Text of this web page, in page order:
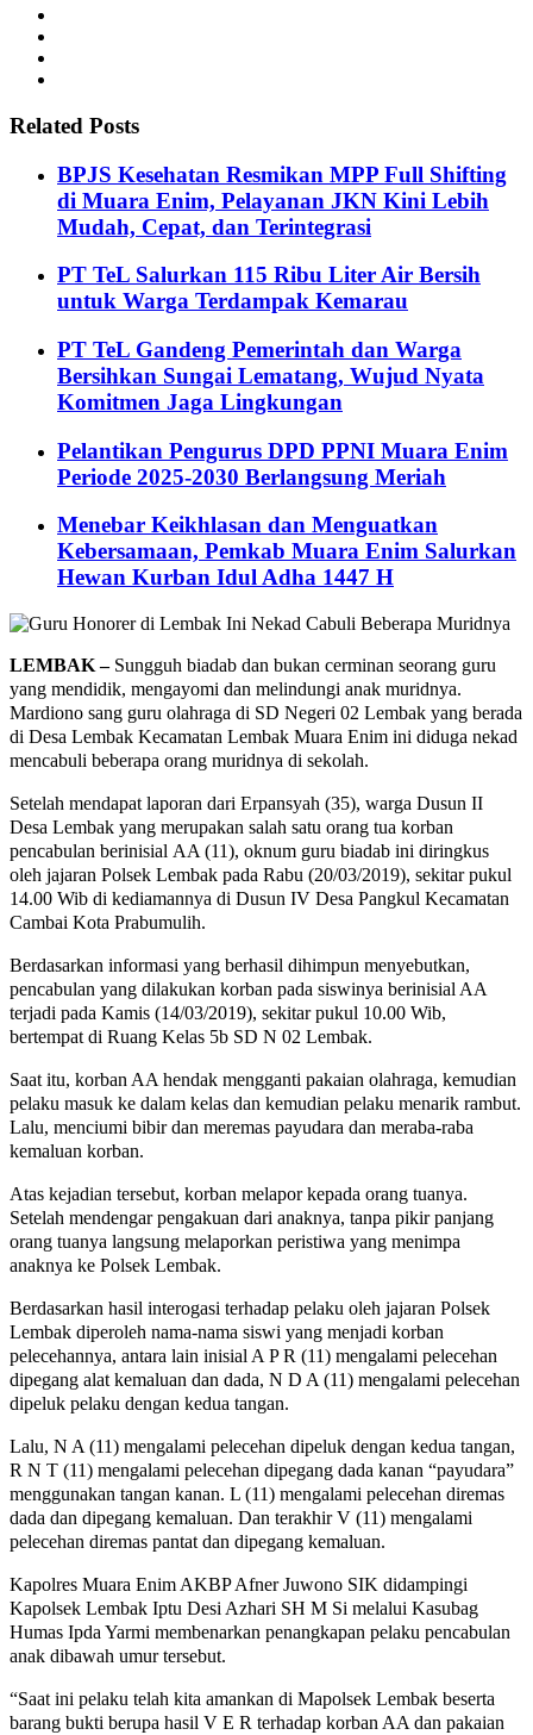
Related Posts
BPJS Kesehatan Resmikan MPP Full Shifting
di Muara Enim, Pelayanan JKN Kini Lebih
Mudah, Cepat, dan Terintegrasi
PT TeL Salurkan 115 Ribu Liter Air Bersih
untuk Warga Terdampak Kemarau
PT TeL Gandeng Pemerintah dan Warga
Bersihkan Sungai Lematang, Wujud Nyata
Komitmen Jaga Lingkungan
Pelantikan Pengurus DPD PPNI Muara Enim
Periode 2025-2030 Berlangsung Meriah
Menebar Keikhlasan dan Menguatkan
Kebersamaan, Pemkab Muara Enim Salurkan
Hewan Kurban Idul Adha 1447 H
LEMBAK –Sungguh biadab dan bukan cerminan seorang guru
yang mendidik, mengayomi dan melindungi anak muridnya.
Mardiono sang guru olahraga di SD Negeri 02 Lembak yang berada
di Desa Lembak Kecamatan Lembak Muara Enim ini diduga nekad
mencabuli beberapa orang muridnya di sekolah.
Setelah mendapat laporan dari Erpansyah (35), warga Dusun II
Desa Lembak yang merupakan salah satu orang tua korban
pencabulan berinisial AA (11), oknum guru biadab ini diringkus
oleh jajaran Polsek Lembak pada Rabu (20/03/2019), sekitar pukul
14.00 Wib di kediamannya di Dusun IV Desa Pangkul Kecamatan
Cambai Kota Prabumulih.
Berdasarkan informasi yang berhasil dihimpun menyebutkan,
pencabulan yang dilakukan korban pada siswinya berinisial AA
terjadi pada Kamis (14/03/2019), sekitar pukul 10.00 Wib,
bertempat di Ruang Kelas 5b SD N 02 Lembak.
Saat itu, korban AA hendak mengganti pakaian olahraga, kemudian
pelaku masuk ke dalam kelas dan kemudian pelaku menarik rambut.
Lalu, menciumi bibir dan meremas payudara dan meraba-raba
kemaluan korban.
Atas kejadian tersebut, korban melapor kepada orang tuanya.
Setelah mendengar pengakuan dari anaknya, tanpa pikir panjang
orang tuanya langsung melaporkan peristiwa yang menimpa
anaknya ke Polsek Lembak.
Berdasarkan hasil interogasi terhadap pelaku oleh jajaran Polsek
Lembak diperoleh nama-nama siswi yang menjadi korban
pelecehannya, antara lain inisial A P R (11) mengalami pelecehan
dipegang alat kemaluan dan dada, N D A (11) mengalami pelecehan
dipeluk pelaku dengan kedua tangan.
Lalu, N A (11) mengalami pelecehan dipeluk dengan kedua tangan,
R N T (11) mengalami pelecehan dipegang dada kanan “payudara”
menggunakan tangan kanan. L (11) mengalami pelecehan diremas
dada dan dipegang kemaluan. Dan terakhir V (11) mengalami
pelecehan diremas pantat dan dipegang kemaluan.
Kapolres Muara Enim AKBP Afner Juwono SIK didampingi
Kapolsek Lembak Iptu Desi Azhari SH M Si melalui Kasubag
Humas Ipda Yarmi membenarkan penangkapan pelaku pencabulan
anak dibawah umur tersebut.
“Saat ini pelaku telah kita amankan di Mapolsek Lembak beserta
barang bukti berupa hasil V E R terhadap korban AA dan pakaian